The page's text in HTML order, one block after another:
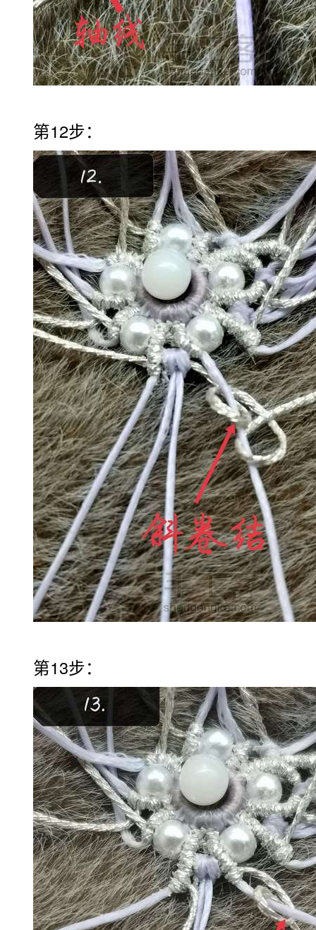
第12步：
第13步：